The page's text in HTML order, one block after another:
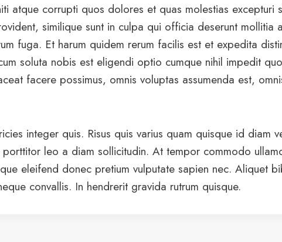
atque corrupti quos dolores et quas molestias excepturi
similique sunt in culpa qui officia deserunt mollitia
fuga. Et harum quidem rerum facilis est et expedita
soluta nobis est eligendi optio cumque nihil impedit
facere possimus, omnis voluptas assumenda est,
integer quis. Risus quis varius quam quisque id diam
porttitor leo a diam sollicitudin. At tempor commodo
eleifend donec pretium vulputate sapien nec. Aliquet
convallis. In hendrerit gravida rutrum quisque.